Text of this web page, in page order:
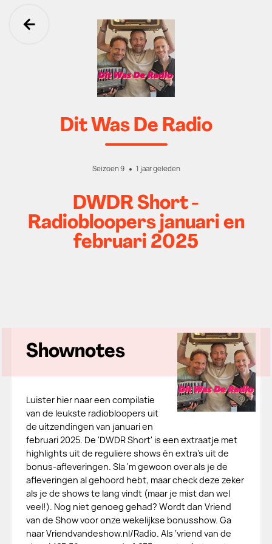
Ga terug
Dit Was De Radio
Seizoen 9 1 jaar geleden
DWDR Short -
Radiobloopers januari en
februari 2025
Shownotes
Luister hier naar een compilatie
van de leukste radiobloopers uit
de uitzendingen van januari en
februari 2025. De 'DWDR Short' is een extraatje met
highlights uit de reguliere shows én extra's uit de
bonus-afleveringen. Sla 'm gewoon over als je de
afleveringen al gehoord hebt, maar check deze zeker
als je de shows te lang vindt (maar je mist dan wel
veel!). Nog niet genoeg gehad? Wordt dan Vriend
van de Show voor onze wekelijkse bonusshow. Ga
naar Vriendvandeshow.nl/Radio. Als ‘vriend van de